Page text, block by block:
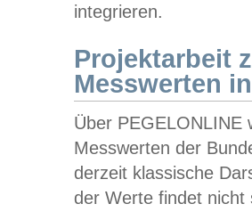
integrieren.
Projektarbeit
Messwerten
Über PEGELONLINE
Messwerten der
derzeit klassische
der Werte findet